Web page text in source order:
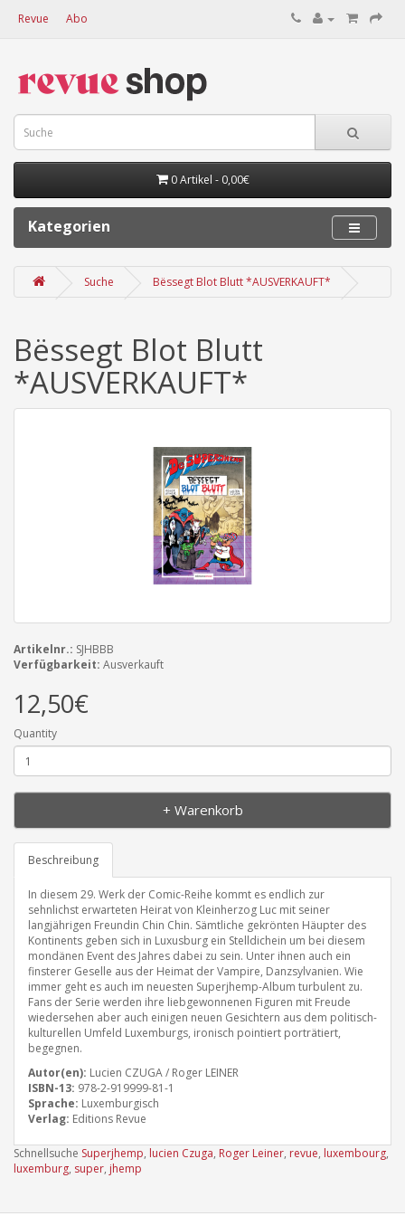
Revue Abo
0 Artikel - 0,00€
Kategorien
Suche Bëssegt Blot Blutt *AUSVERKAUFT*
Bëssegt Blot Blutt
*AUSVERKAUFT*
Artikelnr.: SJHBBB
Verfügbarkeit: Ausverkauft
12,50€
Quantity
+ Warenkorb
Beschreibung
In diesem 29. Werk der Comic-Reihe kommt es endlich zur
sehnlichst erwarteten Heirat von Kleinherzog Luc mit seiner
langjährigen Freundin Chin Chin. Sämtliche gekrönten Häupter des
Kontinents geben sich in Luxusburg ein Stelldichein um bei diesem
mondänen Event des Jahres dabei zu sein. Unter ihnen auch ein
finsterer Geselle aus der Heimat der Vampire, Danzsylvanien. Wie
immer geht es auch im neuesten Superjhemp-Album turbulent zu.
Fans der Serie werden ihre liebgewonnenen Figuren mit Freude
wiedersehen aber auch einigen neuen Gesichtern aus dem politisch-
kulturellen Umfeld Luxemburgs, ironisch pointiert porträtiert,
begegnen.
Autor(en): Lucien CZUGA / Roger LEINER
ISBN-13: 978-2-919999-81-1
Sprache: Luxemburgisch
Verlag: Editions Revue
Schnellsuche Superjhemp, lucien Czuga, Roger Leiner, revue, luxembourg,
luxemburg, super, jhemp